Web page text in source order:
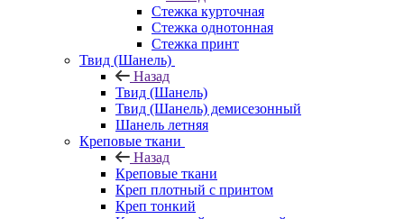
Стежка курточная
Стежка однотонная
Стежка принт
Твид (Шанель)
Назад
Твид (Шанель)
Твид (Шанель) демисезонный
Шанель летняя
Креповые ткани
Назад
Креповые ткани
Креп плотный с принтом
Креп тонкий